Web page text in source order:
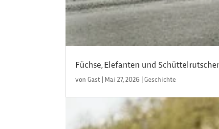
Füchse, Elefanten und
vonGast | Mai 27, 2026 |Geschichte